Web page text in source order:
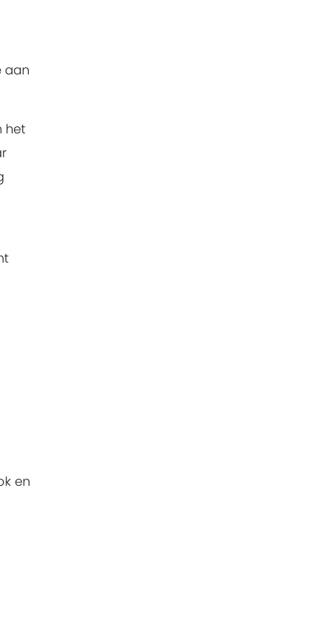
aan
het
en